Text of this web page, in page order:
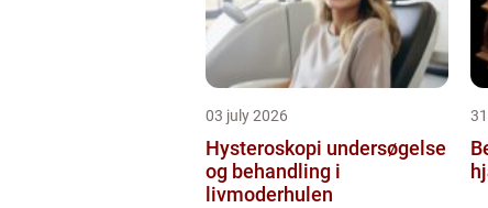
03 july 2026
Hysteroskopi undersøgelse
og behandling i
livmoderhulen